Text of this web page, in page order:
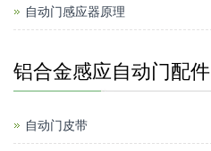
自动门感应器原理
铝合金感应自动门配件
自动门皮带